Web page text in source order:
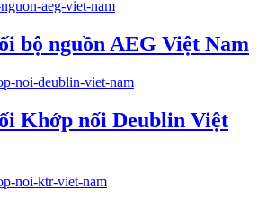
bộ nguồn AEG Việt Nam
Khớp nối Deublin Việt